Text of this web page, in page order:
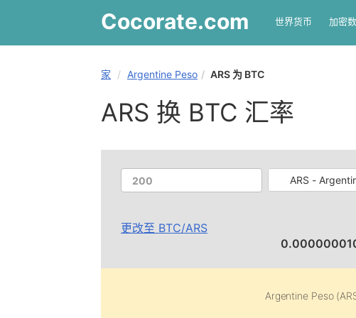
Cocorate.com 世界货币 加密
家 Argentine Peso ARS 为 BTC
ARS 换 BTC 汇率
ARS -
更改至 BTC/ARS
Argentine Peso